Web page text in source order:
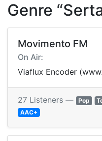
Genre
Movimento FM
On Air:
Viaflux Encoder
27 Listeners — Pop
AAC+